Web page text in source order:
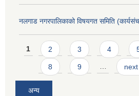
नलगाड नगरपालिकाको विषयगत समिति
Pages
1 2 3 4
8 9 … next
अन्य